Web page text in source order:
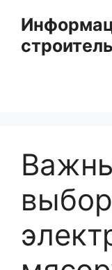
содержимому